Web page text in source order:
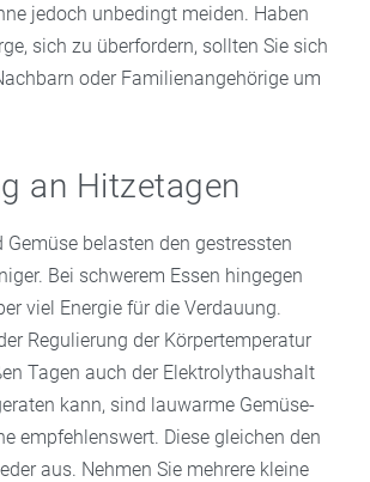
jedoch unbedingt meiden. Haben
sich zu überfordern, sollten Sie sich
oder Familienangehörige um
an Hitzetagen
Gemüse belasten den gestressten
Bei schwerem Essen hingegen
viel Energie für die Verdauung.
Regulierung der Körpertemperatur
Tagen auch der Elektrolythaushalt
kann, sind lauwarme Gemüse-
empfehlenswert. Diese gleichen den
aus. Nehmen Sie mehrere kleine